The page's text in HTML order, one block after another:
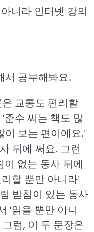
니라 인터넷 강의
서 공부해봐요.
은 교통도 편리할
‘준수 씨는 책도 많
이 보는 편이에요.'
뒤에 써요. 그런
이 없는 동사 뒤에
리할 뿐만 아니라'
받침이 있는 동사
‘읽을 뿐만 아니
그럼, 이 두 문장은